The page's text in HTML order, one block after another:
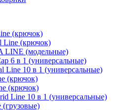
(крючок)
Line (крючок)
LINE (модельные)
6 в 1 (универсальные)
Line 10 в 1 (универсальные)
(крючок)
(крючок)
Line 10 в 1 (универсальные)